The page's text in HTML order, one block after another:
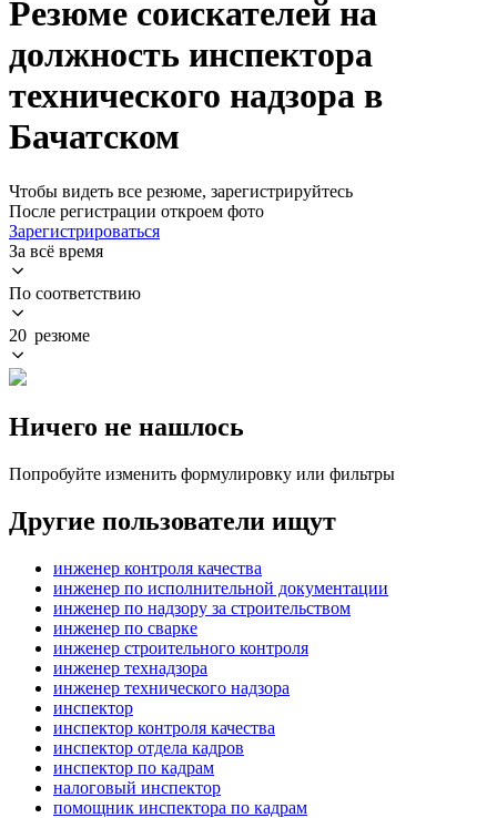
Резюме соискателей на
должность инспектора
технического надзора в
Бачатском
Чтобы видеть все резюме, зарегистрируйтесь
После регистрации откроем фото
Зарегистрироваться
За всё время
По соответствию
20 резюме
Ничего не нашлось
Попробуйте изменить формулировку или фильтры
Другие пользователи ищут
инженер контроля качества
инженер по исполнительной документации
инженер по надзору за строительством
инженер по сварке
инженер строительного контроля
инженер технадзора
инженер технического надзора
инспектор
инспектор контроля качества
инспектор отдела кадров
инспектор по кадрам
налоговый инспектор
помощник инспектора по кадрам